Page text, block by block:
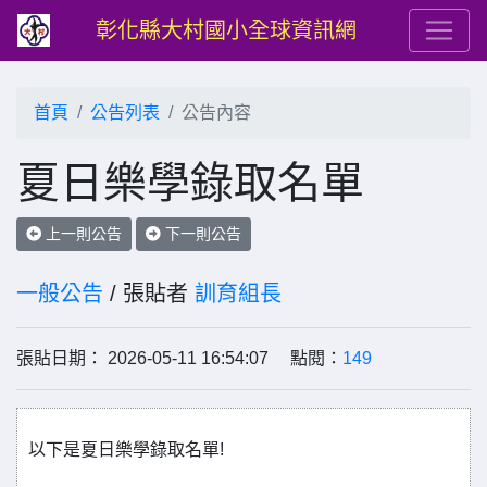
彰化縣大村國小全球資訊網
首頁 公告列表 公告內容
夏日樂學錄取名單
上一則公告 下一則公告
一般公告 / 張貼者 訓育組長
張貼日期： 2026-05-11 16:54:07 點閱： 149
以下是夏日樂學錄取名單!